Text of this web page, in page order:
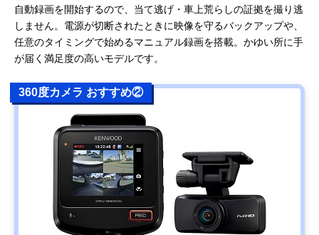
自動録画を開始するので、当て逃げ・車上荒らしの証拠を撮り逃
しません。電源が切断されたときに映像を守るバックアップや、
任意のタイミングで始めるマニュアル録画を搭載。かゆい所に手
が届く満足度の高いモデルです。
360度カメラ おすすめ②